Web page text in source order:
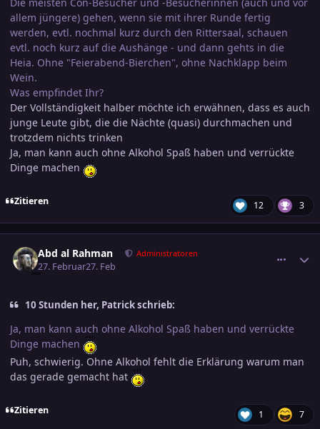
allem jüngere) gehen, wenn sie mit ihrer Runde fertig
werden, evtl. nochmal kurz durch den Rittersaal, schauen
evtl. noch kurz auf die Aushänge - und dann gehts in die
Heia. Ohne "Feierabend-Bierchen", ohne Nachklapp beim
Wein.
Was empfindet Ihr?
Der Vollständigkeit halber möchte ich erwähnen, dass es auch
junge Leute gibt, die die Nächte (quasi) durchmachen und
trotzdem nichts trinken
Ja, man kann auch ohne Alkohol Spaß haben und verrückte
Dinge machen
Zitieren 12 3
Abd al Rahman Administratoren
27. Februar27. Feb
10 Stunden her, Patrick schrieb:
Ja, man kann auch ohne Alkohol Spaß haben und verrückte
Dinge machen
Puh, schwierig. Ohne Alkohol fehlt die Erklärung warum man
das gerade gemacht hat
Zitieren 1 7